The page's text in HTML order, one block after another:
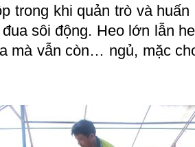
trong khi quản trò và
sôi động. Heo lớn lẫn
mà vẫn còn… ngủ, mặc